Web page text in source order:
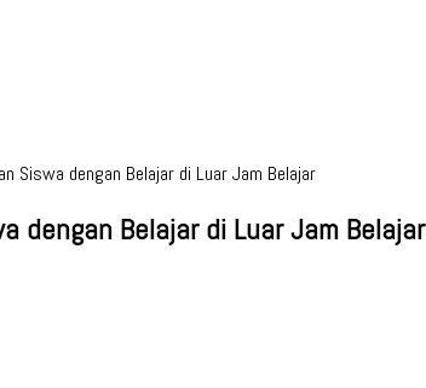
Siswa dengan Belajar di Luar Jam Belajar
dengan Belajar di Luar Jam Belajar